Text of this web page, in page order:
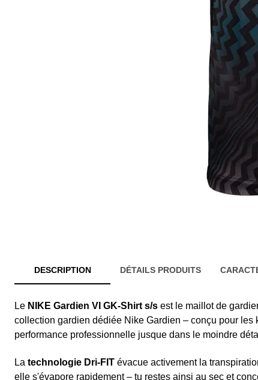
DESCRIPTION DÉTAILS PRODUITS
Le NIKE Gardien VI GK-Shirt s/s est le maillot de
collection gardien dédiée Nike Gardien – conçu pour les
performance professionnelle jusque dans le moindre
La technologie Dri-FIT évacue activement la
elle s'évapore rapidement – tu restes ainsi au sec et